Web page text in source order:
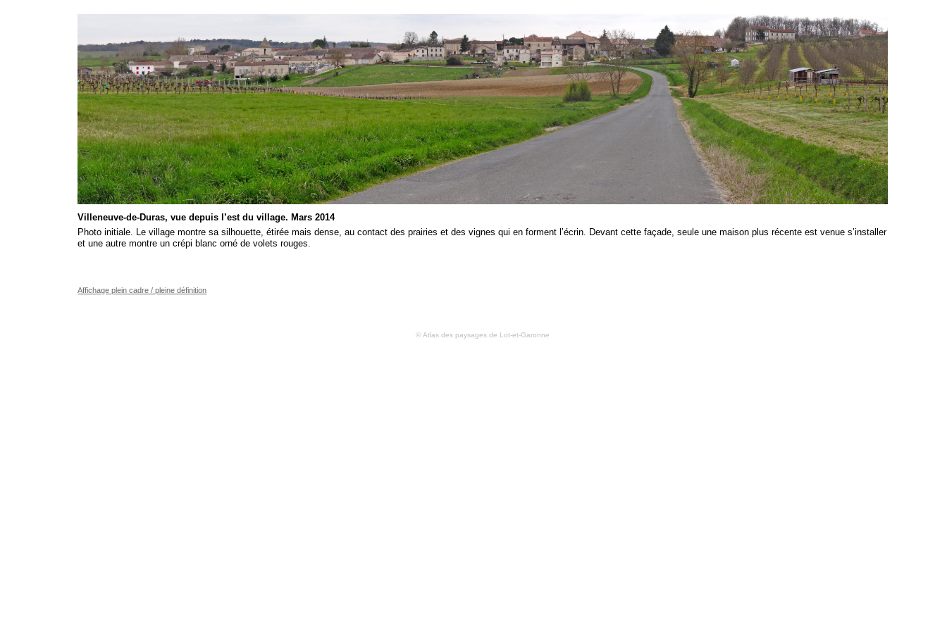
Villeneuve-de-Duras, vue depuis l’est du village. Mars 2014
Photo initiale. Le village montre sa silhouette, étirée mais dense, au contact des prairies et des vignes qui en forment l’écrin. Devant cette façade, seule une maison plus récente est venue s’installer
et une autre montre un crépi blanc orné de volets rouges.
Affichage plein cadre / pleine définition
© Atlas des paysages de Lot-et-Garonne